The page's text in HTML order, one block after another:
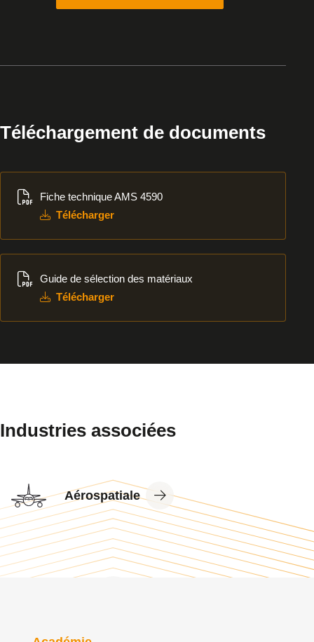
Téléchargement de documents
Fiche technique AMS 4590
Télécharger
Guide de sélection des matériaux
Télécharger
Industries associées
View
Industry
Aérospatiale